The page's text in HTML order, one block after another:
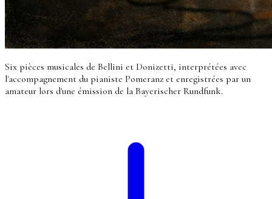
Six pièces musicales de Bellini et Donizetti, interprétées avec
l'accompagnement du pianiste Pomeranz et enregistrées par un
amateur lors d'une émission de la Bayerischer Rundfunk.